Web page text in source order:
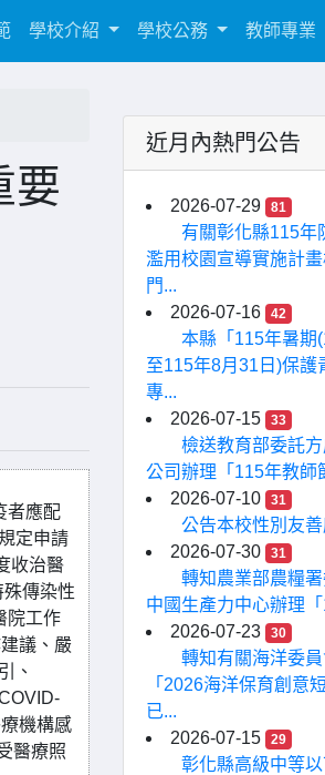
學校介紹 學校公務 教師專業
要
者應配
定申請
收治醫
傳染性
院工作
議、嚴
、
機構感
醫療照
近月內熱門公告
2026-07-29 81
有關彰化縣115年
濫用校園宣導實施計
門...
2026-07-16
42
本縣「115年暑期
至115年8月31日)保護
專...
2026-07-15
33
檢送教育部委託
公司辦理「115年教師
2026-07-10
31
公告本校性別友
2026-07-30
31
轉知農業部農糧
中國生產力中心辦理
2026-07-23
30
轉知有關海洋委
「2026海洋保育創意
已...
2026-07-15
29
彰化縣高級中等